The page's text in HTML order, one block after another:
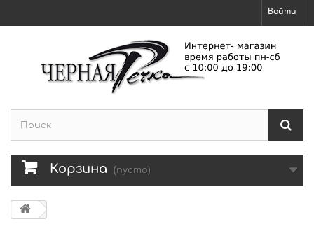
Войти
Корзина (пусто)